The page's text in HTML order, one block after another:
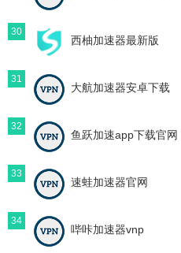
30
西柚加速器最新版
31
大航加速器安卓下载
32
鱼跃加速app下载官网
33
速蛙加速器官网
34
哔咔加速器vnp